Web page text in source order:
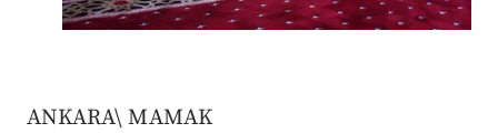
ANKARA\ MAMAK